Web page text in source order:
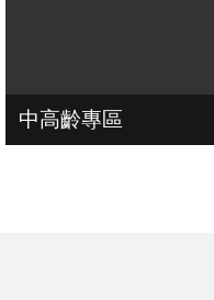
中高齡專區